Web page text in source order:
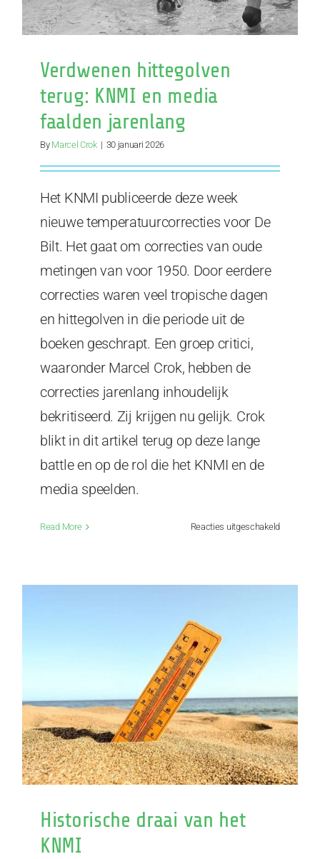
Verdwenen hittegolven
terug: KNMI en media
faalden jarenlang
By Marcel Crok | 30 januari 2026
Het KNMI publiceerde deze week
nieuwe temperatuurcorrecties voor De
Bilt. Het gaat om correcties van oude
metingen van voor 1950. Door eerdere
correcties waren veel tropische dagen
en hittegolven in die periode uit de
boeken geschrapt. Een groep critici,
waaronder Marcel Crok, hebben de
correcties jarenlang inhoudelijk
bekritiseerd. Zij krijgen nu gelijk. Crok
blikt in dit artikel terug op deze lange
battle en op de rol die het KNMI en de
media speelden.
Read More Reacties uitgeschakeldvoor
Historische draai van het
KNMI